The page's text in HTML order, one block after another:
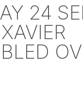
24